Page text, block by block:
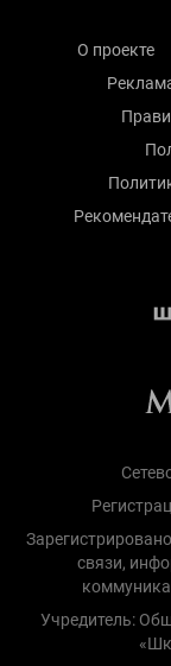
О проекте
связи,
Учредитель: